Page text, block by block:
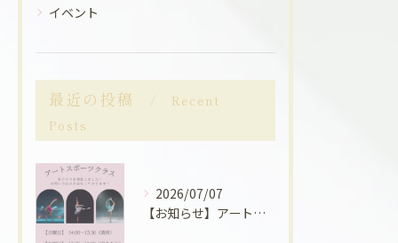
イベント
最近の投稿
Recent
Posts
2026/07/07
【お知らせ】アートスポーツクラス関して